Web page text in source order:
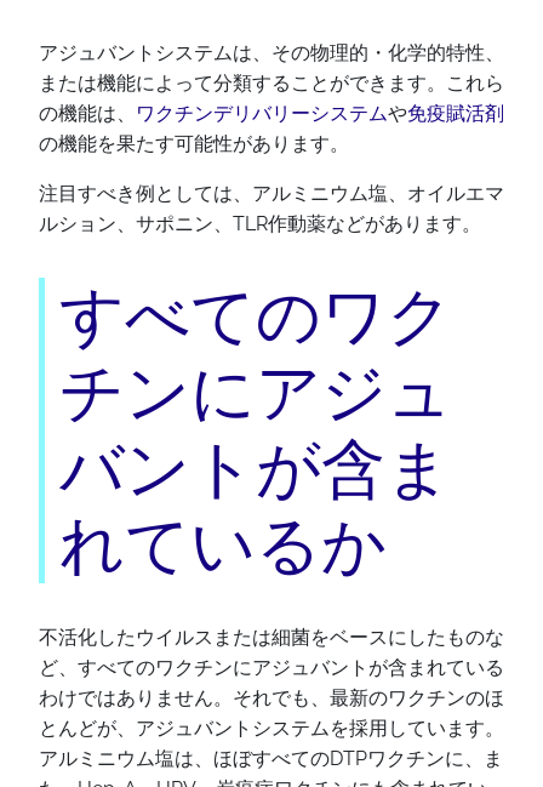
アジュバントシステムは、その物理的・化学的特性、
または機能によって分類することができます。これら
の機能は、
ワクチンデリバリーシステムや免疫賦活剤
の機能を果たす可能性があります。
注目すべき例としては、アルミニウム塩、オイルエマ
ルション、サポニン、TLR作動薬などがあります。
すべてのワク
チンにアジュ
バントが含ま
れているか
不活化したウイルスまたは細菌をベースにしたものな
ど、すべてのワクチンにアジュバントが含まれている
わけではありません。それでも、最新のワクチンのほ
とんどが、アジュバントシステムを採用しています。
アルミニウム塩は、ほぼすべてのDTPワクチンに、ま